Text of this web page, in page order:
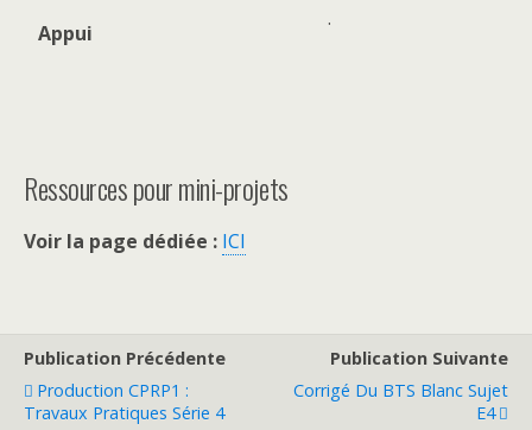
Appui
.
Ressources pour mini-projets
Voir la page dédiée : ICI
Publication Précédente
Production CPRP1 :
Travaux Pratiques Série 4
Publication Suivante
Corrigé Du BTS Blanc Sujet
E4